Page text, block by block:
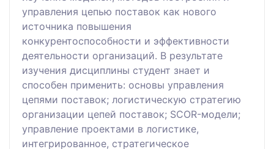
управления цепью поставок как нового
источника повышения
конкурентоспособности и эффективности
деятельности организаций. В результате
изучения дисциплины студент знает и
способен применить: основы управления
цепями поставок; логистическую стратегию
организации цепей поставок; SCOR-модели;
управление проектами в логистике,
интегрированное, стратегическое